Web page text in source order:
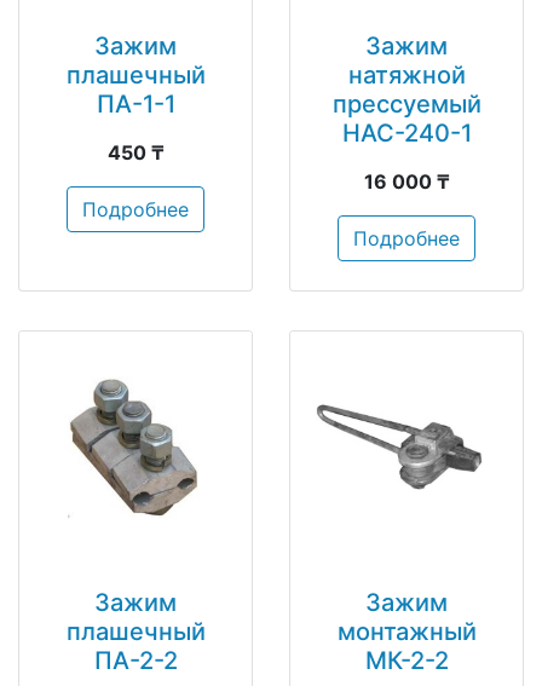
Зажим
плашечный
ПА-1-1
450 ₸
Подробнее
Зажим
натяжной
прессуемый
НАС-240-1
16 000 ₸
Подробнее
Зажим
плашечный
ПА-2-2
Зажим
монтажный
МК-2-2